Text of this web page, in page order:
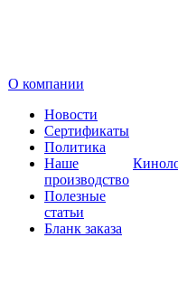
О компании
Новости
Сертификаты
Политика
Наше
производство
Полезные
статьи
Бланк заказа